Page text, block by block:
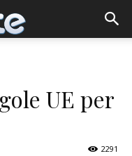
UE per
2291